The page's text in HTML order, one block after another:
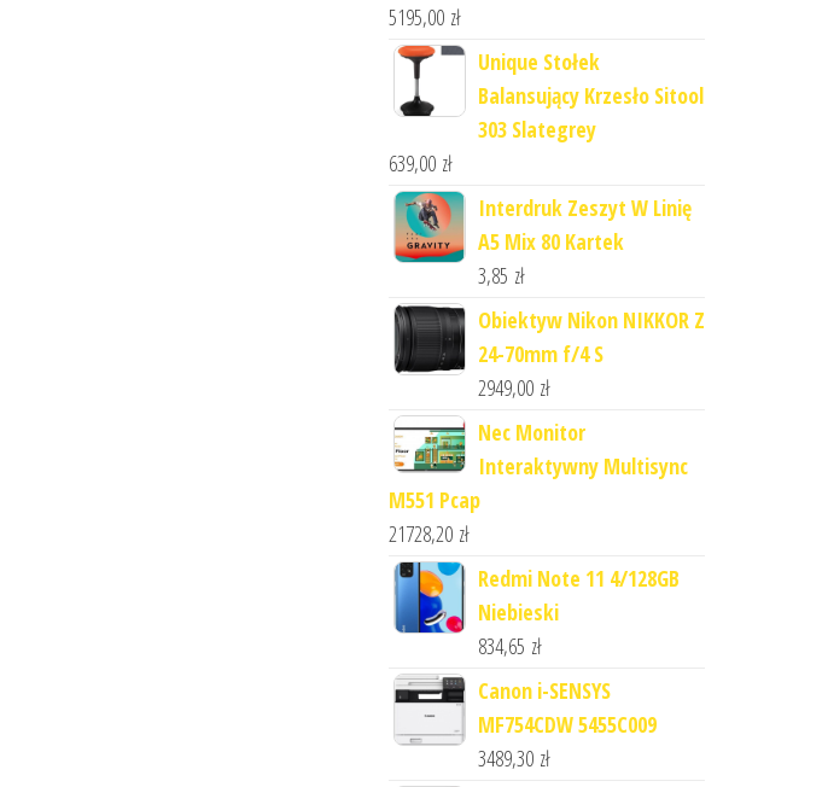
5195,00 zł
Unique Stołek
Balansujący Krzesło Sitool
303 Slategrey
639,00 zł
Interdruk Zeszyt W Linię
A5 Mix 80 Kartek
3,85 zł
Obiektyw Nikon NIKKOR Z
24-70mm f/4 S
2949,00 zł
Nec Monitor
Interaktywny Multisync
M551 Pcap
21728,20 zł
Redmi Note 11 4/128GB
Niebieski
834,65 zł
Canon i-SENSYS
MF754CDW 5455C009
3489,30 zł